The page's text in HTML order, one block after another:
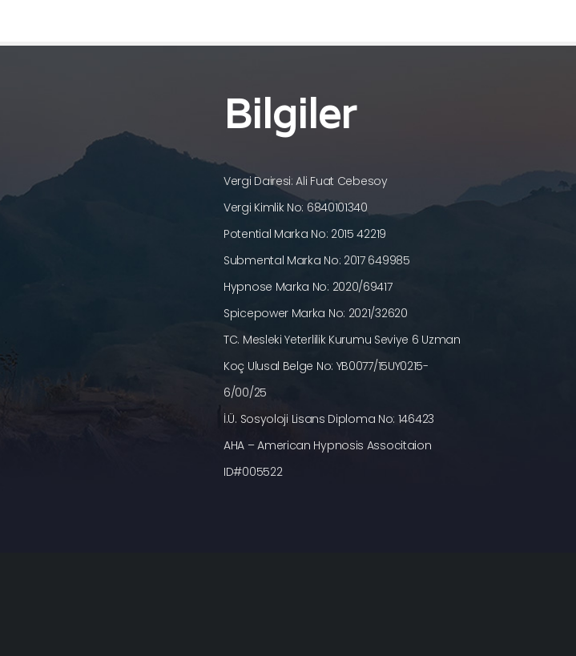
Bilgiler
Vergi Dairesi: Ali Fuat Cebesoy
Vergi Kimlik No: 6840101340
Potential Marka No: 2015 42219
Submental Marka No: 2017 649985
Hypnose Marka No: 2020/69417
Spicepower Marka No: 2021/32620
TC. Mesleki Yeterlilik Kurumu Seviye 6 Uzman
Koç Ulusal Belge No: YB0077/15UY0215-
6/00/25
İ.Ü. Sosyoloji Lisans Diploma No: 146423
AHA – American Hypnosis Associtaion
ID#005522